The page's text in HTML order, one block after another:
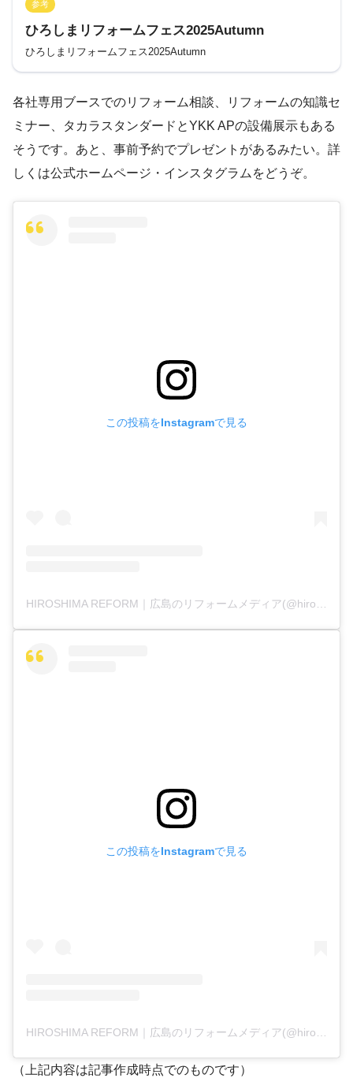
参考
ひろしまリフォームフェス2025Autumn
ひろしまリフォームフェス2025Autumn
各社専用ブースでのリフォーム相談、リフォームの知識セ
ミナー、タカラスタンダードとYKK APの設備展示もある
そうです。あと、事前予約でプレゼントがあるみたい。詳
しくは公式ホームページ・インスタグラムをどうぞ。
この投稿をInstagramで見る
この投稿をInstagramで見る
HIROSHIMA REFORM｜広島のリフォームメディア(@hiroshima_reform)がシェアした投稿
（上記内容は記事作成時点でのものです）